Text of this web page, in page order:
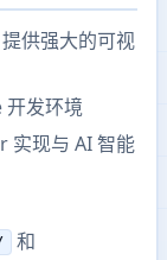
供强大的可视
开发环境
实现与 AI 智能
和